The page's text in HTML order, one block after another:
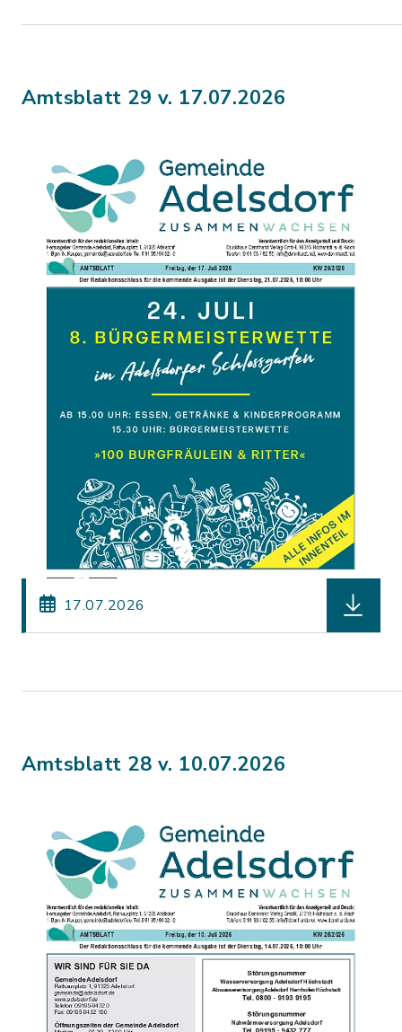
Amtsblatt 29 v. 17.07.2026
17.07.2026
Amtsblatt 28 v. 10.07.2026